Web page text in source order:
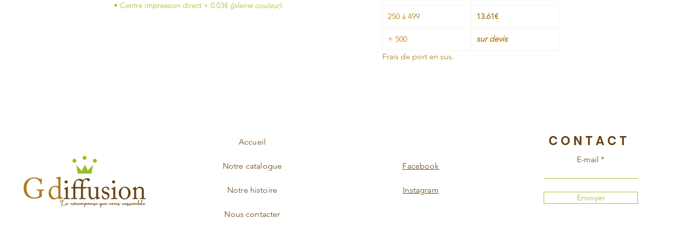
• Centre impression direct + 0.03€ (pleine couleur).
250 à 499 13.61€
+ 500
sur devis
Frais de port en sus.
Accueil
Notre catalogue
Notre histoire
Nous contacter
Facebook
Instagram
CONTACT
E-mail
Envoyer